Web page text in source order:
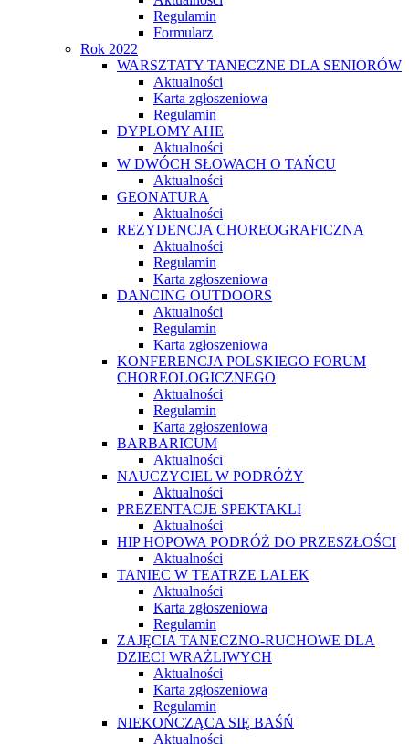
Regulamin
Formularz
Rok 2022
WARSZTATY TANECZNE DLA SENIORÓW
Aktualności
Karta zgłoszeniowa
Regulamin
DYPLOMY AHE
Aktualności
W DWÓCH SŁOWACH O TAŃCU
Aktualności
GEONATURA
Aktualności
REZYDENCJA CHOREOGRAFICZNA
Aktualności
Regulamin
Karta zgłoszeniowa
DANCING OUTDOORS
Aktualności
Regulamin
Karta zgłoszeniowa
KONFERENCJA POLSKIEGO FORUM
CHOREOLOGICZNEGO
Aktualności
Regulamin
Karta zgłoszeniowa
BARBARICUM
Aktualności
NAUCZYCIEL W PODRÓŻY
Aktualności
PREZENTACJE SPEKTAKLI
Aktualności
HIP HOPOWA PODRÓŻ DO PRZESZŁOŚCI
Aktualności
TANIEC W TEATRZE LALEK
Aktualności
Karta zgłoszeniowa
Regulamin
ZAJĘCIA TANECZNO-RUCHOWE DLA
DZIECI WRAŻLIWYCH
Aktualności
Karta zgłoszeniowa
Regulamin
NIEKOŃCZĄCA SIĘ BAŚŃ
Aktualności